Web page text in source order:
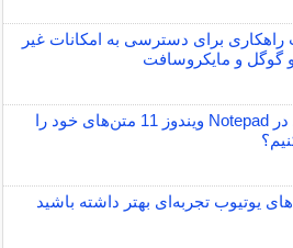
برای دسترسی به امکانات غیر
و گوگل و مایکروسافت
چگونه با AI در Notepad ویندوز 11 متن‌های خود را
یوتیوب تجربه‌ای بهتر داشته باشید